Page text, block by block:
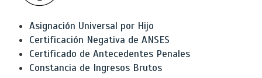
Asignación Universal por Hijo
Certificación Negativa de ANSES
Certificado de Antecedentes Penales
Constancia de Ingresos Brutos